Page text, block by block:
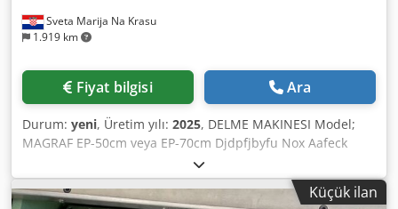
Sveta Marija Na Krasu
1.919 km
Fiyat bilgisi Ara
Durum: yeni, Üretim yılı: 2025, DELME MAKINESI Model;
MAGRAF EP-50cm veya EP-70cm Djdpfjbyfu Nox Aafeck
Delme, çentikleme ve perforasyon için değiştirilebilir
aletler Maksimum delme uzunlukları 500,700mm Güç 1,1
kW
Küçük ilan